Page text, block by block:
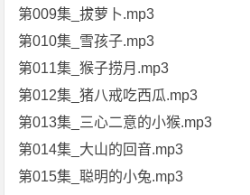
第009集_拔萝卜.mp3
第010集_雪孩子.mp3
第011集_猴子捞月.mp3
第012集_猪八戒吃西瓜.mp3
第013集_三心二意的小猴.mp3
第014集_大山的回音.mp3
第015集_聪明的小兔.mp3